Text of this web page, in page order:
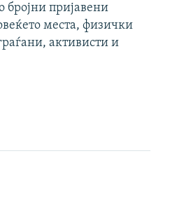
бројни пријавени
места, физички
активисти и